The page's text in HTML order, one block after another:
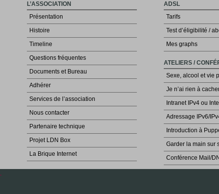
L’ASSOCIATION
Présentation
Histoire
Timeline
Questions fréquentes
Documents et Bureau
Adhérer
Services de l’association
Nous contacter
Partenaire technique
Projet LDN Box
La Brique Internet
ADSL
Tarifs
Test d’éligibilité /
Mes graphs
ATELIERS /
Sexe, alcool et vie
Je n’ai rien à
Intranet IPv4 ou
Adressage IPv6/
Introduction à
Garder la main sur
Conférence Mail/